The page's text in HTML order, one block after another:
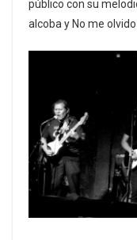
público con su
alcoba y No me olvido